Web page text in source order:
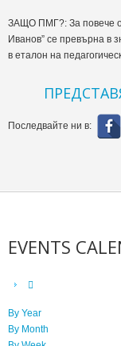
ЗАЩО ПМГ?: За повече
Иванов” се превърна в
в еталон на
Последвайте ни в:
EVENTS
By Year
By Month